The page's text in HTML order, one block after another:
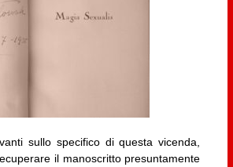
sullo specifico di questa vicenda,
il manoscritto presuntamente